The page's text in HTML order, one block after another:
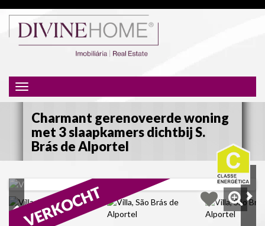
navigation
Charmant gerenoveerde woning
met 3 slaapkamers dichtbij S.
Brás de Alportel